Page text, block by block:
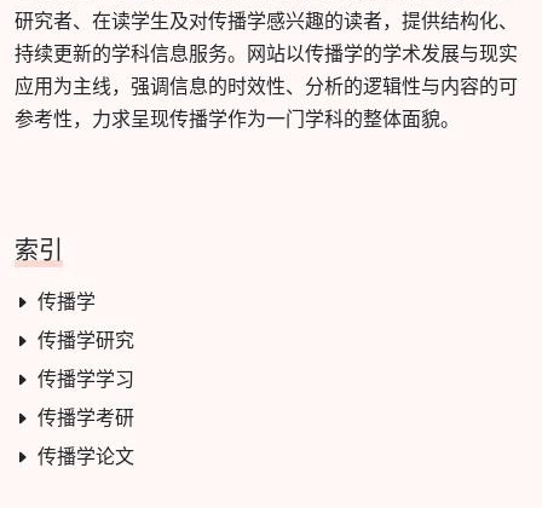
研究者、在读学生及对传播学感兴趣的读者，提供结构化、
持续更新的学科信息服务。网站以传播学的学术发展与现实
应用为主线，强调信息的时效性、分析的逻辑性与内容的可
参考性，力求呈现传播学作为一门学科的整体面貌。
索引
传播学
传播学研究
传播学学习
传播学考研
传播学论文